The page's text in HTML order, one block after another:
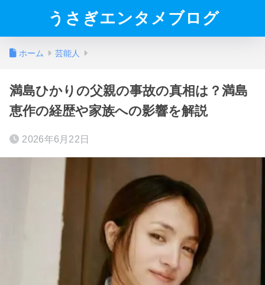
うさぎエンタメブログ
ホーム 芸能人
満島ひかりの父親の事故の真相は？満島
恵作の経歴や家族への影響を解説
2026年6月22日